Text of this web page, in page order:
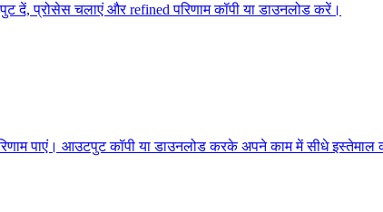
प्रोसेस चलाएं और refined परिणाम कॉपी या डाउनलोड करें।
पाएं। आउटपुट कॉपी या डाउनलोड करके अपने काम में सीधे इस्तेमाल